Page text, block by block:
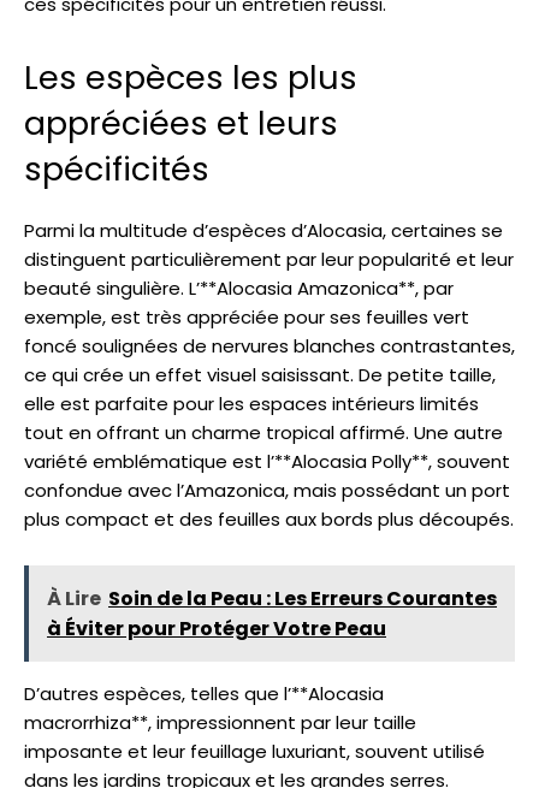
Les espèces les plus
appréciées et leurs
spécificités
Parmi la multitude d’espèces d’Alocasia, certaines se
distinguent particulièrement par leur popularité et leur
beauté singulière. L’**Alocasia Amazonica**, par
exemple, est très appréciée pour ses feuilles vert
foncé soulignées de nervures blanches contrastantes,
ce qui crée un effet visuel saisissant. De petite taille,
elle est parfaite pour les espaces intérieurs limités
tout en offrant un charme tropical affirmé. Une autre
variété emblématique est l’**Alocasia Polly**, souvent
confondue avec l’Amazonica, mais possédant un port
plus compact et des feuilles aux bords plus découpés.
À Lire Soin de la Peau : Les Erreurs Courantes
à Éviter pour Protéger Votre Peau
D’autres espèces, telles que l’**Alocasia
macrorrhiza**, impressionnent par leur taille
imposante et leur feuillage luxuriant, souvent utilisé
dans les jardins tropicaux et les grandes serres.